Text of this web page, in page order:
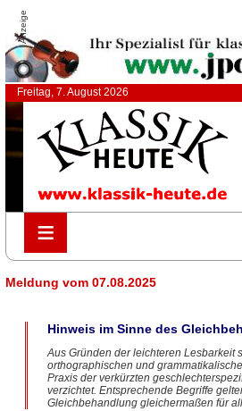
Anzeige
Freitag, 7. August 2026
≡
≡
Meldung vom 07.08.2025
Hinweis im Sinne des
Aus Gründen der leichteren Lesbarkeit
orthographischen und
Praxis der verkürzten
verzichtet. Entsprechende Begriffe
Gleichbehandlung gleichermaßen für